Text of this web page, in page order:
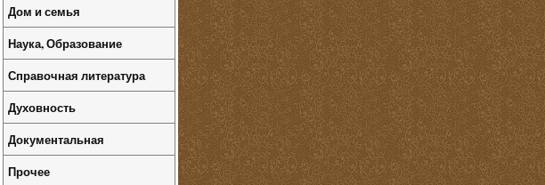
Дом и семья
Наука, Образование
Справочная литература
Духовность
Документальная
Прочее